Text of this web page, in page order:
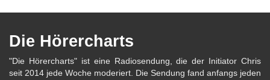
Die Hörercharts
"Die Hörercharts" ist eine Radiosendung, die der Initiator Chris
seit 2014 jede Woche moderiert. Die Sendung fand anfangs jeden